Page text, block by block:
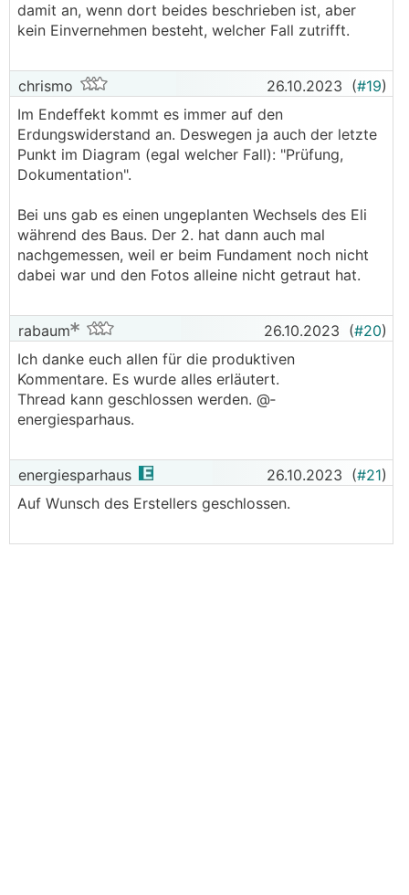
damit an, wenn dort beides beschrieben ist, aber
kein Einvernehmen besteht, welcher Fall zutrifft.
chrismo 26.10.2023 (#19)
Im Endeffekt kommt es immer auf den
Erdungswiderstand an. Deswegen ja auch der letzte
Punkt im Diagram (egal welcher Fall): "Prüfung,
Dokumentation".
Bei uns gab es einen ungeplanten Wechsels des Eli
während des Baus. Der 2. hat dann auch mal
nachgemessen, weil er beim Fundament noch nicht
dabei war und den Fotos alleine nicht getraut hat.
rabaum 26.10.2023 (#20)
Ich danke euch allen für die produktiven
Kommentare. Es wurde alles erläutert.
Thread kann geschlossen werden. @­
energiesparhaus.
energiesparhaus 26.10.2023 (#21)
Auf Wunsch des Erstellers geschlossen.